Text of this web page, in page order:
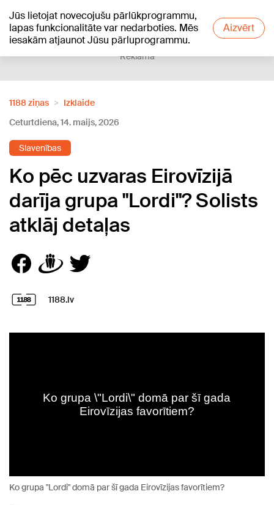
Jūs lietojat novecojušu pārlūkprogrammu,
lapas funkcionalitāte var nedarboties. Mēs
iesakām atjaunot Jūsu pārluprogrammu.
Aizvērt
+18°C
Reklāma
1188 ziņas
Izklaide
Ceturtdiena, 14. maijs, 2026
Slavenības
Ko pēc uzvaras Eirovīzijā
darīja grupa "Lordi"? Solists
atklāj detaļas
1188.lv
Ko grupa "Lordi" domā par šī gada Eirovīzijas favorītiem?